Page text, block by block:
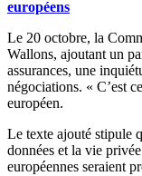
européens
Le 20 octobre, la
Wallons, ajoutant un
assurances, une
négociations. « C’est
européen.
Le texte ajouté stipule
données et la vie
européennes seraient